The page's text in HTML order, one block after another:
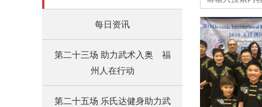
每日资讯
第二十三场 助力武术入奥 福
州人在行动
第二十五场 乐氏达健身助力武